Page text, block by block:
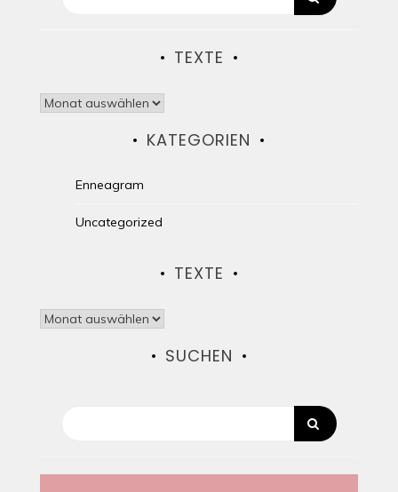
TEXTE
Texte
KATEGORIEN
Enneagram
Uncategorized
TEXTE
Texte
SUCHEN